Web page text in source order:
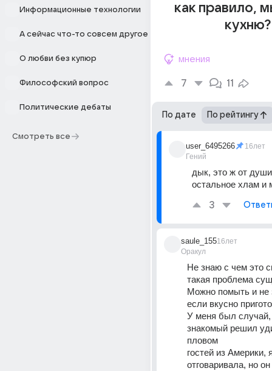
Информационные технологии
А сейчас что-то совсем другое
О любви без купюр
Философский вопрос
Политические дебаты
Смотреть все
как правило,
кухню?
мнения
7 11
По дате По рейтингу
user_6495266
Гений
16лет
дык, это ж от
остальное хлам и
3
saule_155
Оракул
16лет
Не знаю с чем это
такая проблема
Можно помыть и не
если вкусно
У меня был случай,
знакомый решил
пловом
гостей из Америки,
отговаривала, но